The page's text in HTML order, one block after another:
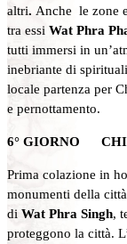
altri. Anche le zone
tra essi Wat Phra
tutti immersi in
inebriante di
locale partenza per
e pernottamento.
6° GIORNO
Prima colazione in
monumenti della
di Wat Phra Singh,
proteggono la città.